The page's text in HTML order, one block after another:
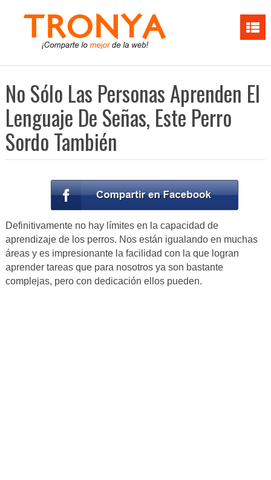
No Sólo Las Personas Aprenden El
Lenguaje De Señas, Este Perro
Sordo También
Definitivamente no hay límites en la capacidad de
aprendizaje de los perros. Nos están igualando en muchas
áreas y es impresionante la facilidad con la que logran
aprender tareas que para nosotros ya son bastante
complejas, pero con dedicación ellos pueden.